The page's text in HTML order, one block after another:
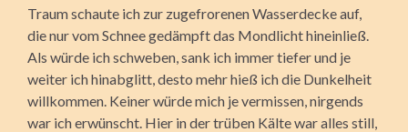
Traum schaute ich zur zugefrorenen Wasserdecke auf,
die nur vom Schnee gedämpft das Mondlicht hineinließ.
Als würde ich schweben, sank ich immer tiefer und je
weiter ich hinabglitt, desto mehr hieß ich die Dunkelheit
willkommen. Keiner würde mich je vermissen, nirgends
war ich erwünscht. Hier in der trüben Kälte war alles still,